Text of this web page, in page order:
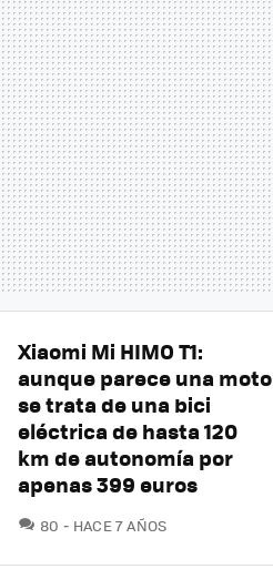
Xiaomi Mi HIMO T1:
aunque parece una moto
se trata de una bici
eléctrica de hasta 120
km de autonomía por
apenas 399 euros
80 COMENTARIOS
HACE 7 AÑOS